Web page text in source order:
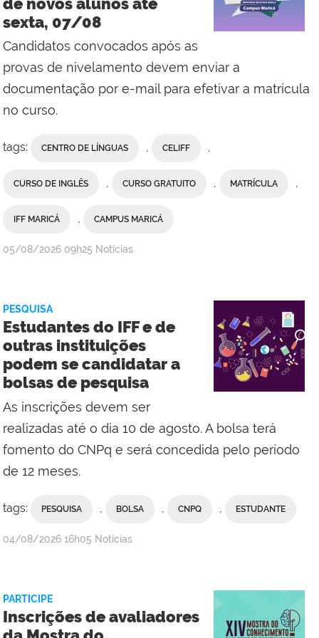
do
Campus
Maricá,
Comunicação
Social
da
sexta, 07/08
Candidatos convocados após as
provas de nivelamento devem enviar a
documentação por e-mail para efetivar a matrícula
no curso.
tags: CENTRO DE LÍNGUAS , CELIFF ,
CURSO DE INGLÊS , CURSO GRATUITO , MATRÍCULA ,
IFF MARICÁ , CAMPUS MARICÁ
por
Comunicação
Social
do
Campus
Maricá
publicado
05/08/2026 09h25 Notícias
PESQUISA
Estudantes do IFF e de
outras instituições
podem se candidatar a
bolsas de pesquisa
As inscrições devem ser
realizadas até o dia 10 de agosto. A bolsa terá
fomento do CNPq e será concedida pelo período
de 12 meses.
tags: PESQUISA BOLSA CNPQ ESTUDANTE
por
Reitoria
publicado
04/08/2026 16h05 Notícias
PARTICIPE
Inscrições de avaliadores